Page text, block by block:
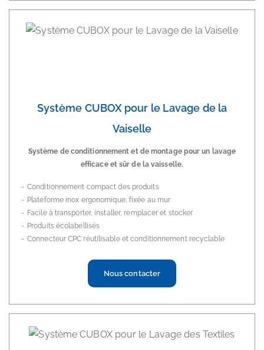
Système CUBOX pour le Lavage de la
Vaiselle
Système de conditionnement et de montage pour un lavage
efficace et sûr de la vaisselle.
Conditionnement compact des produits
Plateforme inox ergonomique, fixée au mur
Facile à transporter, installer, remplacer et stocker
Produits écolabellisés
Connecteur CPC réutilisable et conditionnement recyclable
Nous contacter